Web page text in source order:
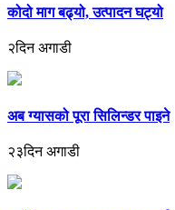
कोदो माग बढ्यो, उत्पादन घट्यो
२दिन अगाडी
अब ग्यासको पूरा सिलिन्डर पाइने
२३दिन अगाडी